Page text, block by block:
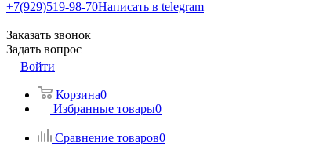
+7(929)519-98-70Написать в telegram
Заказать звонок
Задать вопрос
Войти
Корзина0
Избранные товары0
Сравнение товаров0